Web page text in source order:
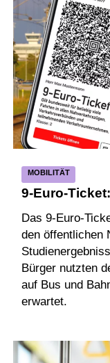
MOBILITÄT
9-Euro-
Das 9-Euro-
den öffentlichen
Bürger nutzten
auf Bus und
erwartet.